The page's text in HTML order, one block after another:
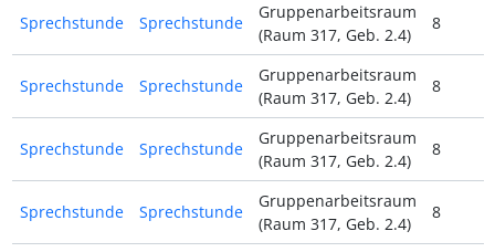
Sprechstunde Sprechstunde
Gruppenarbeitsraum
(Raum 317, Geb. 2.4)
8
Sprechstunde Sprechstunde
Gruppenarbeitsraum
(Raum 317, Geb. 2.4)
8
Sprechstunde Sprechstunde
Gruppenarbeitsraum
(Raum 317, Geb. 2.4)
8
Sprechstunde Sprechstunde
Gruppenarbeitsraum
(Raum 317, Geb. 2.4)
8